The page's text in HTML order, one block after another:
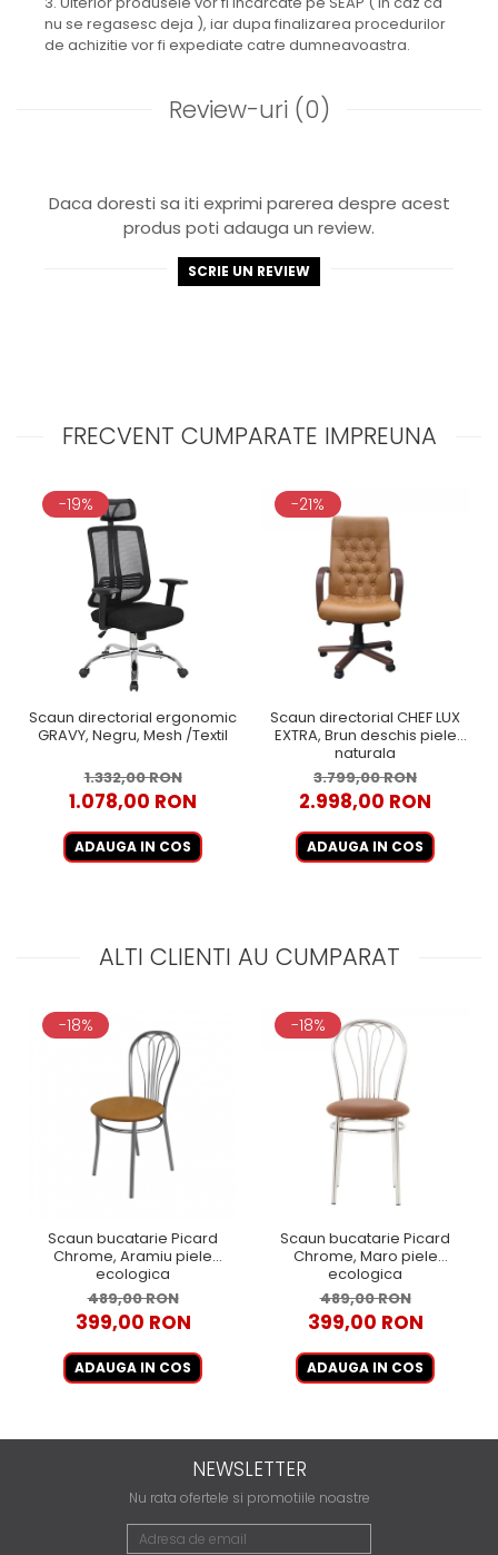
nu se regasesc deja ), iar dupa finalizarea procedurilor
de achizitie vor fi expediate catre dumneavoastra.
Review-uri (0)
Daca doresti sa iti exprimi parerea despre acest
produs poti adauga un review.
SCRIE UN REVIEW
FRECVENT CUMPARATE IMPREUNA
-19%
Scaun directorial ergonomic
GRAVY, Negru, Mesh /Textil
1.332,00 RON
1.078,00 RON
ADAUGA IN COS
-21%
Scaun directorial CHEF LUX
EXTRA, Brun deschis piele
naturala
3.799,00 RON
2.998,00 RON
ADAUGA IN COS
ALTI CLIENTI AU CUMPARAT
-18%
Scaun bucatarie Picard
Chrome, Aramiu piele
ecologica
489,00 RON
399,00 RON
ADAUGA IN COS
-18%
Scaun bucatarie Picard
Chrome, Maro piele
ecologica
489,00 RON
399,00 RON
ADAUGA IN COS
NEWSLETTER
Nu rata ofertele si promotiile noastre